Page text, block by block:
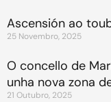
Ascensión ao
25 Novembro, 2025
O concello de
unha nova zona
21 Outubro, 2025